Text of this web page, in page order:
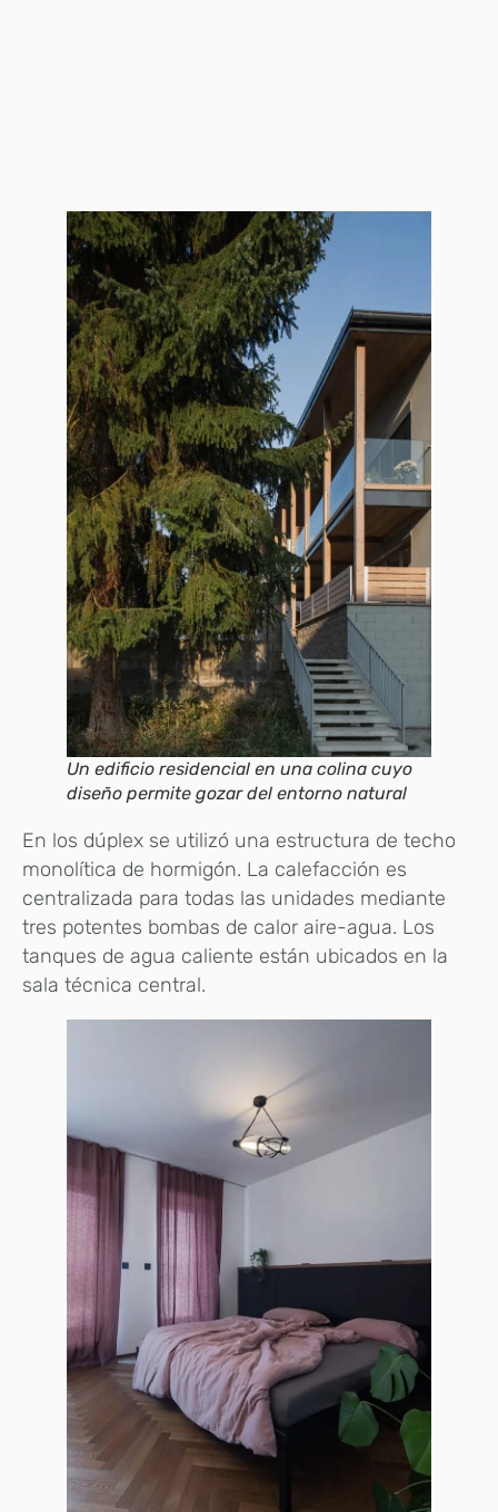
Un edificio residencial en una colina cuyo
diseño permite gozar del entorno natural
En los dúplex se utilizó una estructura de techo
monolítica de hormigón. La calefacción es
centralizada para todas las unidades mediante
tres potentes bombas de calor aire-agua. Los
tanques de agua caliente están ubicados en la
sala técnica central.